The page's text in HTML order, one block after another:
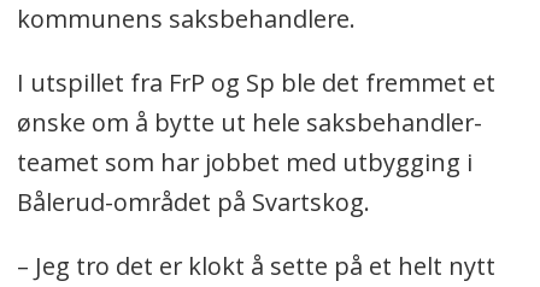
kommunens saksbehandlere.
I utspillet fra FrP og Sp ble det fremmet et
ønske om å bytte ut hele saksbehandler-
teamet som har jobbet med utbygging i
Bålerud-området på Svartskog.
– Jeg tro det er klokt å sette på et helt nytt